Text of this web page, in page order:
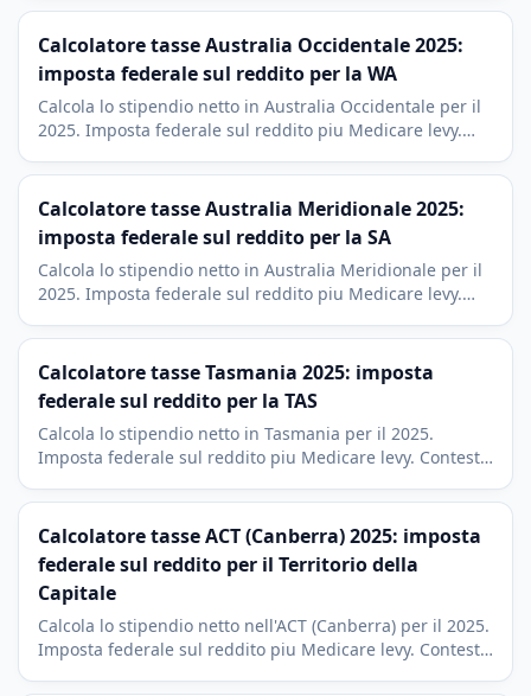
Calcolatore tasse Australia Occidentale 2025:
imposta federale sul reddito per la WA
Calcola lo stipendio netto in Australia Occidentale per il
2025. Imposta federale sul reddito piu Medicare levy.
della WA.
Calcolatore tasse Australia Meridionale 2025:
imposta federale sul reddito per la SA
Calcola lo stipendio netto in Australia Meridionale per il
2025. Imposta federale sul reddito piu Medicare levy.
Calcolatore tasse Tasmania 2025: imposta
federale sul reddito per la TAS
Calcola lo stipendio netto in Tasmania per il 2025.
Imposta federale sul reddito piu Medicare levy. Contesto
Calcolatore tasse ACT (Canberra) 2025: imposta
federale sul reddito per il Territorio della
Capitale
Calcola lo stipendio netto nell'ACT (Canberra) per il 2025.
Imposta federale sul reddito piu Medicare levy. Contesto